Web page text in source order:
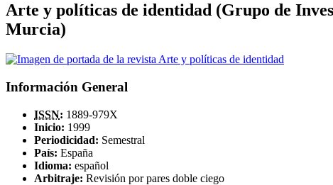
Arte y políticas de identidad (Grupo de
Murcia)
Información General
ISSN: 1889-979X
Inicio: 1999
Periodicidad: Semestral
País: España
Idioma: español
Arbitraje: Revisión por pares doble ciego